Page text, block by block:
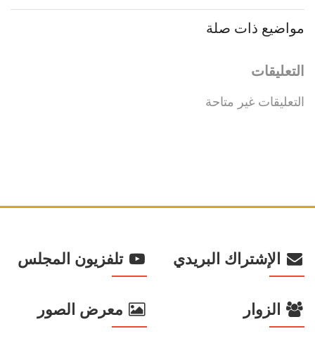
مواضيع ذات صلة
التعليقات
التعليقات غير متاحة
الإشتراك البريدي تلفزيون المجلس
الزوار معرض الصور